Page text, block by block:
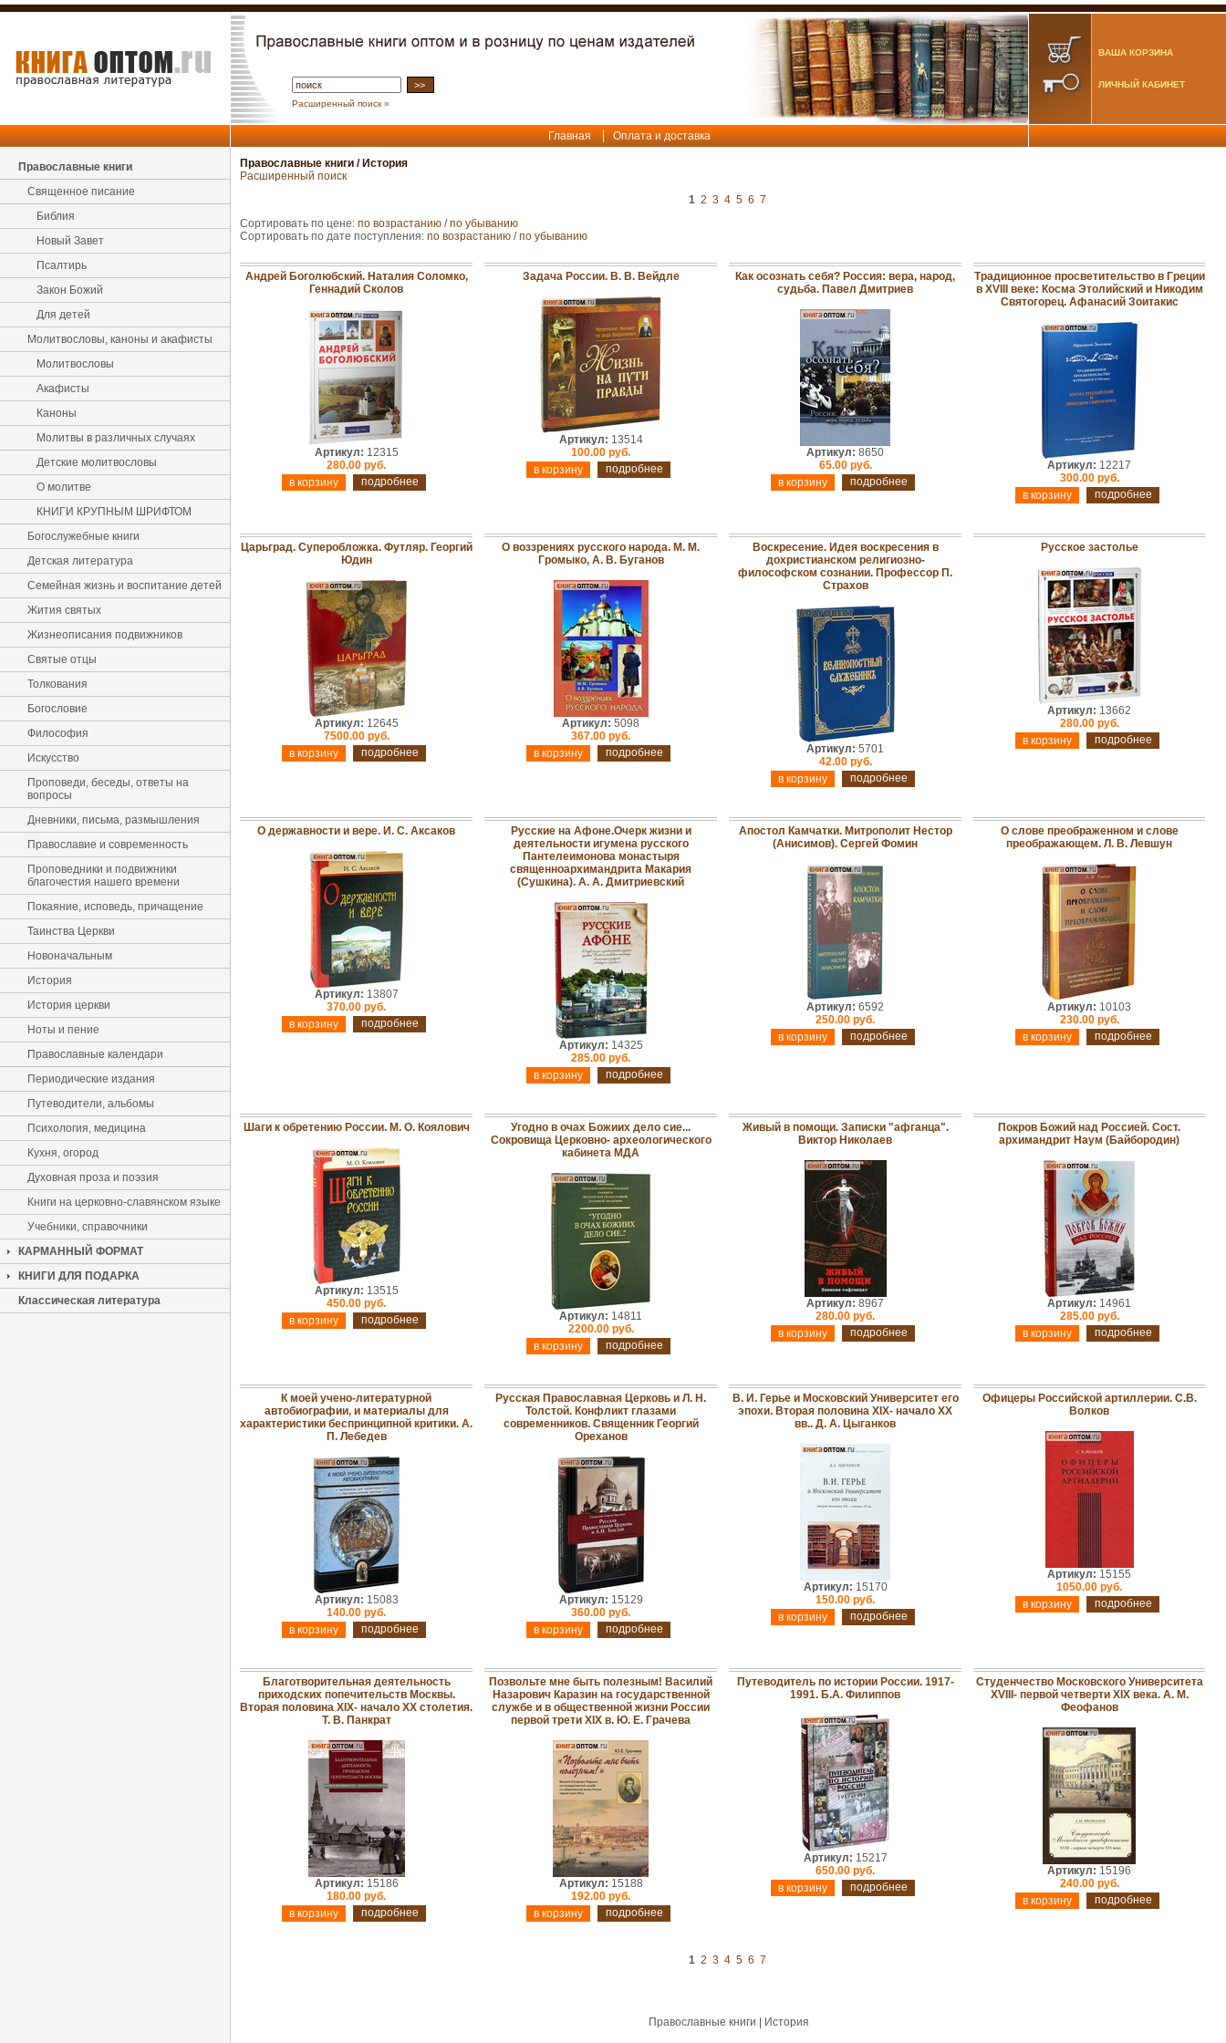
Расширенный поиск »
ВАША КОРЗИНА
ЛИЧНЫЙ КАБИНЕТ
Главная Оплата и доставка
Православные книги
Священное писание
Библия
Новый Завет
Псалтирь
Закон Божий
Для детей
Молитвословы, каноны и акафисты
Молитвословы
Акафисты
Каноны
Молитвы в различных случаях
Детские молитвословы
О молитве
КНИГИ КРУПНЫМ ШРИФТОМ
Богослужебные книги
Детская литература
Семейная жизнь и воспитание детей
Жития святых
Жизнеописания подвижников
Святые отцы
Толкования
Богословие
Философия
Искусство
Проповеди, беседы, ответы на
вопросы
Дневники, письма, размышления
Православие и современность
Проповедники и подвижники
благочестия нашего времени
Покаяние, исповедь, причащение
Таинства Церкви
Новоначальным
История
История церкви
Ноты и пение
Православные календари
Периодические издания
Путеводители, альбомы
Психология, медицина
Кухня, огород
Духовная проза и поэзия
Книги на церковно-славянском языке
Учебники, справочники
КАРМАННЫЙ ФОРМАТ
КНИГИ ДЛЯ ПОДАРКА
Классическая литература
Православные книги / История
Расширенный поиск
1 2 3 4 5 6 7
Сортировать по цене: по возрастанию /по убыванию
Сортировать по дате поступления: по возрастанию /по убыванию
Андрей Боголюбский. Наталия Соломко,
Геннадий Сколов
Артикул: 12315
280.00 руб.
подробнее
Задача России. В. В. Вейдле
Артикул: 13514
100.00 руб.
подробнее
Как осознать себя? Россия: вера, народ,
судьба. Павел Дмитриев
Артикул: 8650
65.00 руб.
подробнее
Традиционное просветительство в Греции
в ХVIII веке: Косма Этолийский и Никодим
Святогорец. Афанасий Зоитакис
Артикул: 12217
300.00 руб.
подробнее
Царьград. Суперобложка. Футляр. Георгий
Юдин
Артикул: 12645
7500.00 руб.
подробнее
О воззрениях русского народа. М. М.
Громыко, А. В. Буганов
Артикул: 5098
367.00 руб.
подробнее
Воскресение. Идея воскресения в
дохристианском религиозно-
философском сознании. Профессор П.
Страхов
Артикул: 5701
42.00 руб.
подробнее
Русское застолье
Артикул: 13662
280.00 руб.
подробнее
О державности и вере. И. С. Аксаков
Артикул: 13807
370.00 руб.
подробнее
Русские на Афоне.Очерк жизни и
деятельности игумена русского
Пантелеимонова монастыря
священноархимандрита Макария
(Сушкина). А. А. Дмитриевский
Артикул: 14325
285.00 руб.
подробнее
Апостол Камчатки. Митрополит Нестор
(Анисимов). Сергей Фомин
Артикул: 6592
250.00 руб.
подробнее
О слове преображенном и слове
преображающем. Л. В. Левшун
Артикул: 10103
230.00 руб.
подробнее
Шаги к обретению России. М. О. Коялович
Артикул: 13515
450.00 руб.
подробнее
Угодно в очах Божиих дело сие...
Сокровища Церковно- археологического
кабинета МДА
Артикул: 14811
2200.00 руб.
подробнее
Живый в помощи. Записки "афганца".
Виктор Николаев
Артикул: 8967
280.00 руб.
подробнее
Покров Божий над Россией. Сост.
архимандрит Наум (Байбородин)
Артикул: 14961
285.00 руб.
подробнее
К моей учено-литературной
автобиографии, и материалы для
характеристики беспринципной критики. А.
П. Лебедев
Артикул: 15083
140.00 руб.
подробнее
Русская Православная Церковь и Л. Н.
Толстой. Конфликт глазами
современников. Священник Георгий
Ореханов
Артикул: 15129
360.00 руб.
подробнее
В. И. Герье и Московский Университет его
эпохи. Вторая половина XIX- начало XX
вв.. Д. А. Цыганков
Артикул: 15170
150.00 руб.
подробнее
Офицеры Российской артиллерии. С.В.
Волков
Артикул: 15155
1050.00 руб.
подробнее
Благотворительная деятельность
приходских попечительств Москвы.
Вторая половина XIX- начало XX столетия.
Т. В. Панкрат
Артикул: 15186
180.00 руб.
подробнее
Позвольте мне быть полезным! Василий
Назарович Каразин на государственной
службе и в общественной жизни России
первой трети XIX в. Ю. Е. Грачева
Артикул: 15188
192.00 руб.
подробнее
Путеводитель по истории России. 1917-
1991. Б.А. Филиппов
Артикул: 15217
650.00 руб.
подробнее
Студенчество Московского Университета
XVIII- первой четверти XIX века. А. М.
Феофанов
Артикул: 15196
240.00 руб.
подробнее
1 2 3 4 5 6 7
Православные книги | История